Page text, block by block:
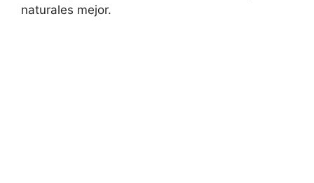
naturales mejor.